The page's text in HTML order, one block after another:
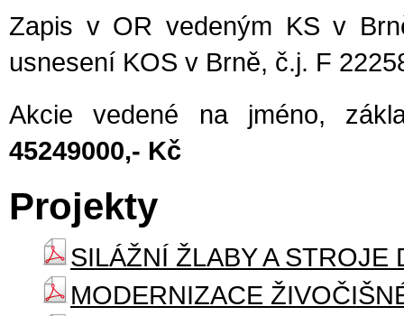
Zapis v OR vedeným KS v
usnesení KOS v Brně, č.j. F
Akcie vedené na jméno,
45249000,- Kč
Projekty
SILÁŽNÍ ŽLABY A STROJE
MODERNIZACE